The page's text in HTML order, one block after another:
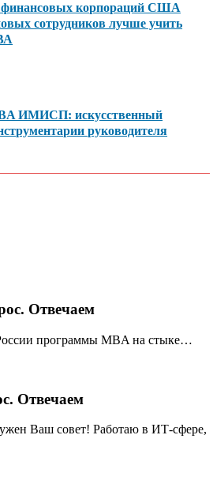
финансовых корпораций США
сотрудников лучше учить
ИМИСП: искусственный
руководителя
Отвечаем
программы MBA на стыке…
Отвечаем
Ваш совет! Работаю в ИТ-сфере,